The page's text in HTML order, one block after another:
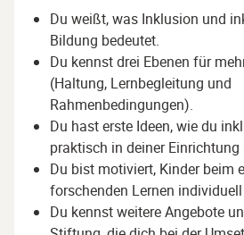
Du weißt, was Inklusion und
Bildung bedeutet.
Du kennst drei Ebenen für
(Haltung, Lernbegleitung und
Rahmenbedingungen).
Du hast erste Ideen, wie du
praktisch in deiner
Du bist motiviert, Kinder beim
forschenden Lernen
Du kennst weitere Angebote